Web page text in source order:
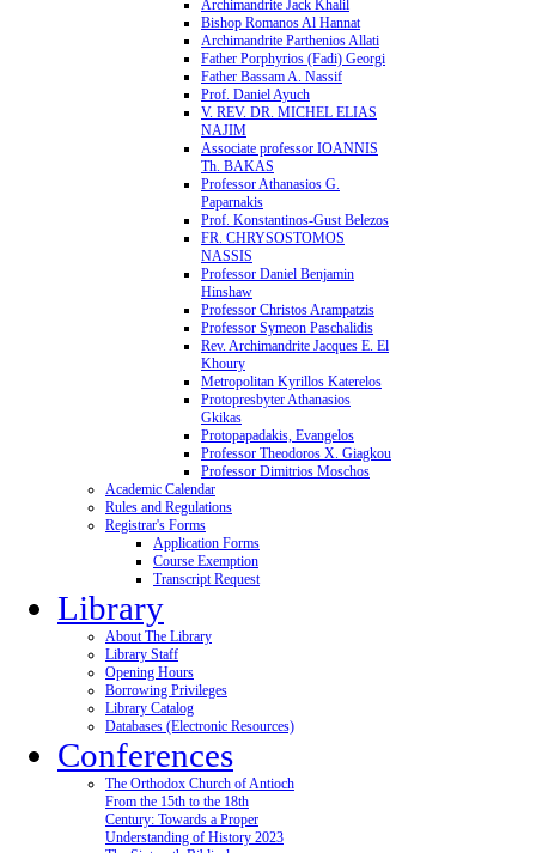
Archimandrite Jack Khalil
Bishop Romanos Al Hannat
Archimandrite Parthenios Allati
Father Porphyrios (Fadi) Georgi
Father Bassam A. Nassif
Prof. Daniel Ayuch
V. REV. DR. MICHEL ELIAS
NAJIM
Associate professor IOANNIS
Th. BAKAS
Professor Athanasios G.
Paparnakis
Prof. Konstantinos-Gust Belezos
FR. CHRYSOSTOMOS
NASSIS
Professor Daniel Benjamin
Hinshaw
Professor Christos Arampatzis
Professor Symeon Paschalidis
Rev. Archimandrite Jacques E. El
Khoury
Metropolitan Kyrillos Katerelos
Protopresbyter Athanasios
Gkikas
Protopapadakis, Evangelos
Professor Theodoros X. Giagkou
Professor Dimitrios Moschos
Academic Calendar
Rules and Regulations
Registrar's Forms
Application Forms
Course Exemption
Transcript Request
Library
About The Library
Library Staff
Opening Hours
Borrowing Privileges
Library Catalog
Databases (Electronic Resources)
Conferences
The Orthodox Church of Antioch
From the 15th to the 18th
Century: Towards a Proper
Understanding of History 2023